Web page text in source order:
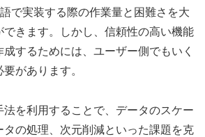
で実装する際の作業量と困難さを大
できます。しかし、信頼性の高い機能
するためには、ユーザー側でもいく
があります。
を利用することで、データのスケー
タの処理、次元削減といった課題を克